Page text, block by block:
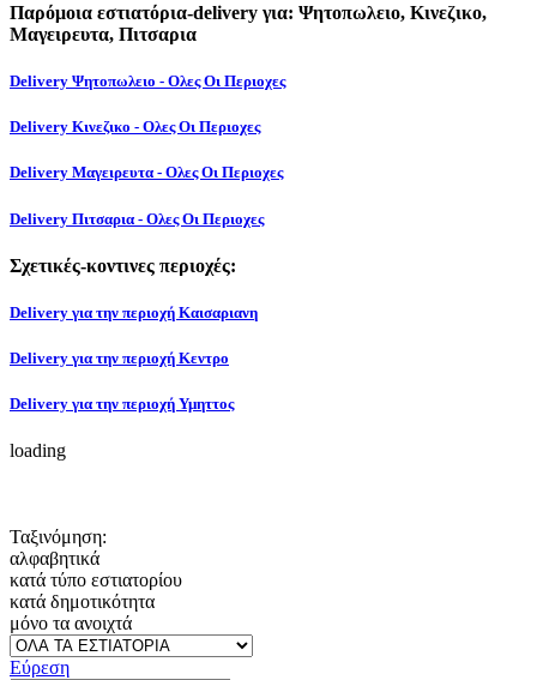
Παρόμοια εστιατόρια-delivery για: Ψητοπωλειο, Κινεζικο,
Μαγειρευτα, Πιτσαρια
Delivery Ψητοπωλειο - Ολες Οι Περιοχες
Delivery Κινεζικο - Ολες Οι Περιοχες
Delivery Μαγειρευτα - Ολες Οι Περιοχες
Delivery Πιτσαρια - Ολες Οι Περιοχες
Σχετικές-κοντινες περιοχές:
Delivery για την περιοχή Καισαριανη
Delivery για την περιοχή Κεντρο
Delivery για την περιοχή Υμηττος
loading
Ταξινόμηση:
αλφαβητικά
κατά τύπο εστιατορίου
κατά δημοτικότητα
μόνο τα ανοιχτά
Εύρεση